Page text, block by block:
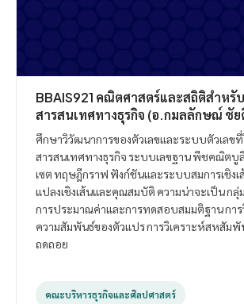
BBAIS921 คณิตศาสตร์และสถิติสำหรั
สารสนเทศทางธุรกิจ (
ศึกษาวิวัฒนาการของตัวเลขและระบบตัวเลข
สารสนเทศทางธุรกิจ ระบบเลขฐาน พีชคณิตบู
เซต ทฤษฎีกราฟ ฟังก์ชันและระบบสมการเชิงเ
แปลงเชิงเส้นและคุณสมบัติ ความน่าจะเป็น กลุ่
การประมาณค่าและการทดสอบสมมติฐาน การ
ความสัมพันธ์ของตัวแปร การวิเคราะห์สหสัมพั
ถดถอย
คณะบริหารธุรกิจและศิลปศาสตร์